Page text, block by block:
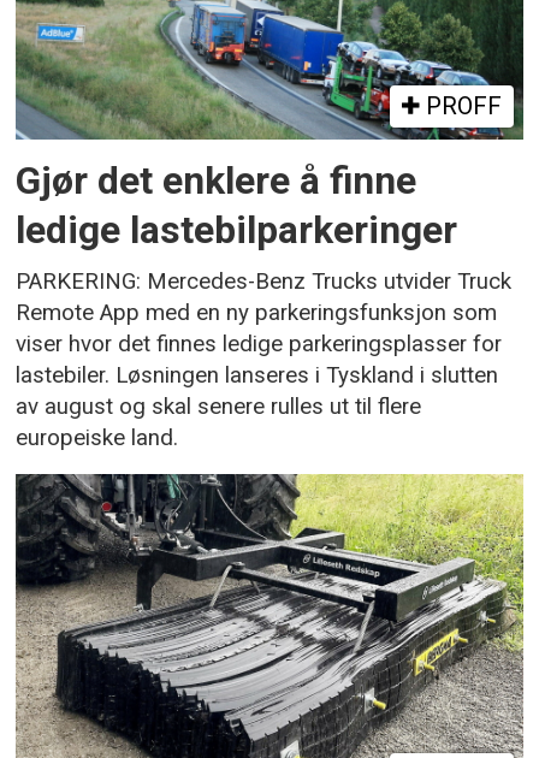
PROFF
Gjør det enklere å finne
ledige lastebilparkeringer
PARKERING: Mercedes-Benz Trucks utvider Truck
Remote App med en ny parkeringsfunksjon som
viser hvor det finnes ledige parkeringsplasser for
lastebiler. Løsningen lanseres i Tyskland i slutten
av august og skal senere rulles ut til flere
europeiske land.